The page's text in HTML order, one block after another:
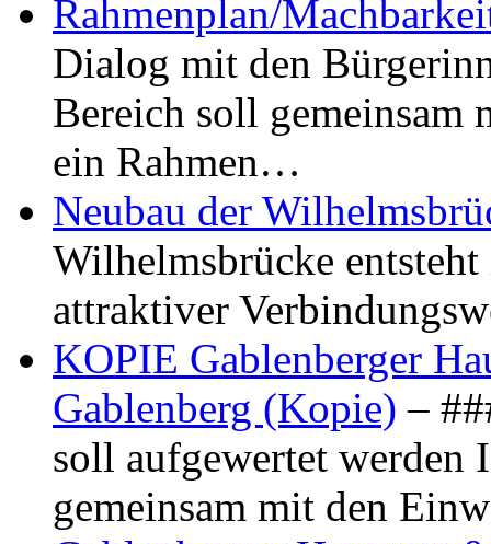
Rahmenplan/
Dialog mit den
Bereich soll gemeinsam
ein Rahmen…
Neubau der
Wilhelmsbrücke
attraktiver
KOPIE Gablenberger
Gablenberg (Kopie) –
soll aufgewertet werden
gemeinsam mit den